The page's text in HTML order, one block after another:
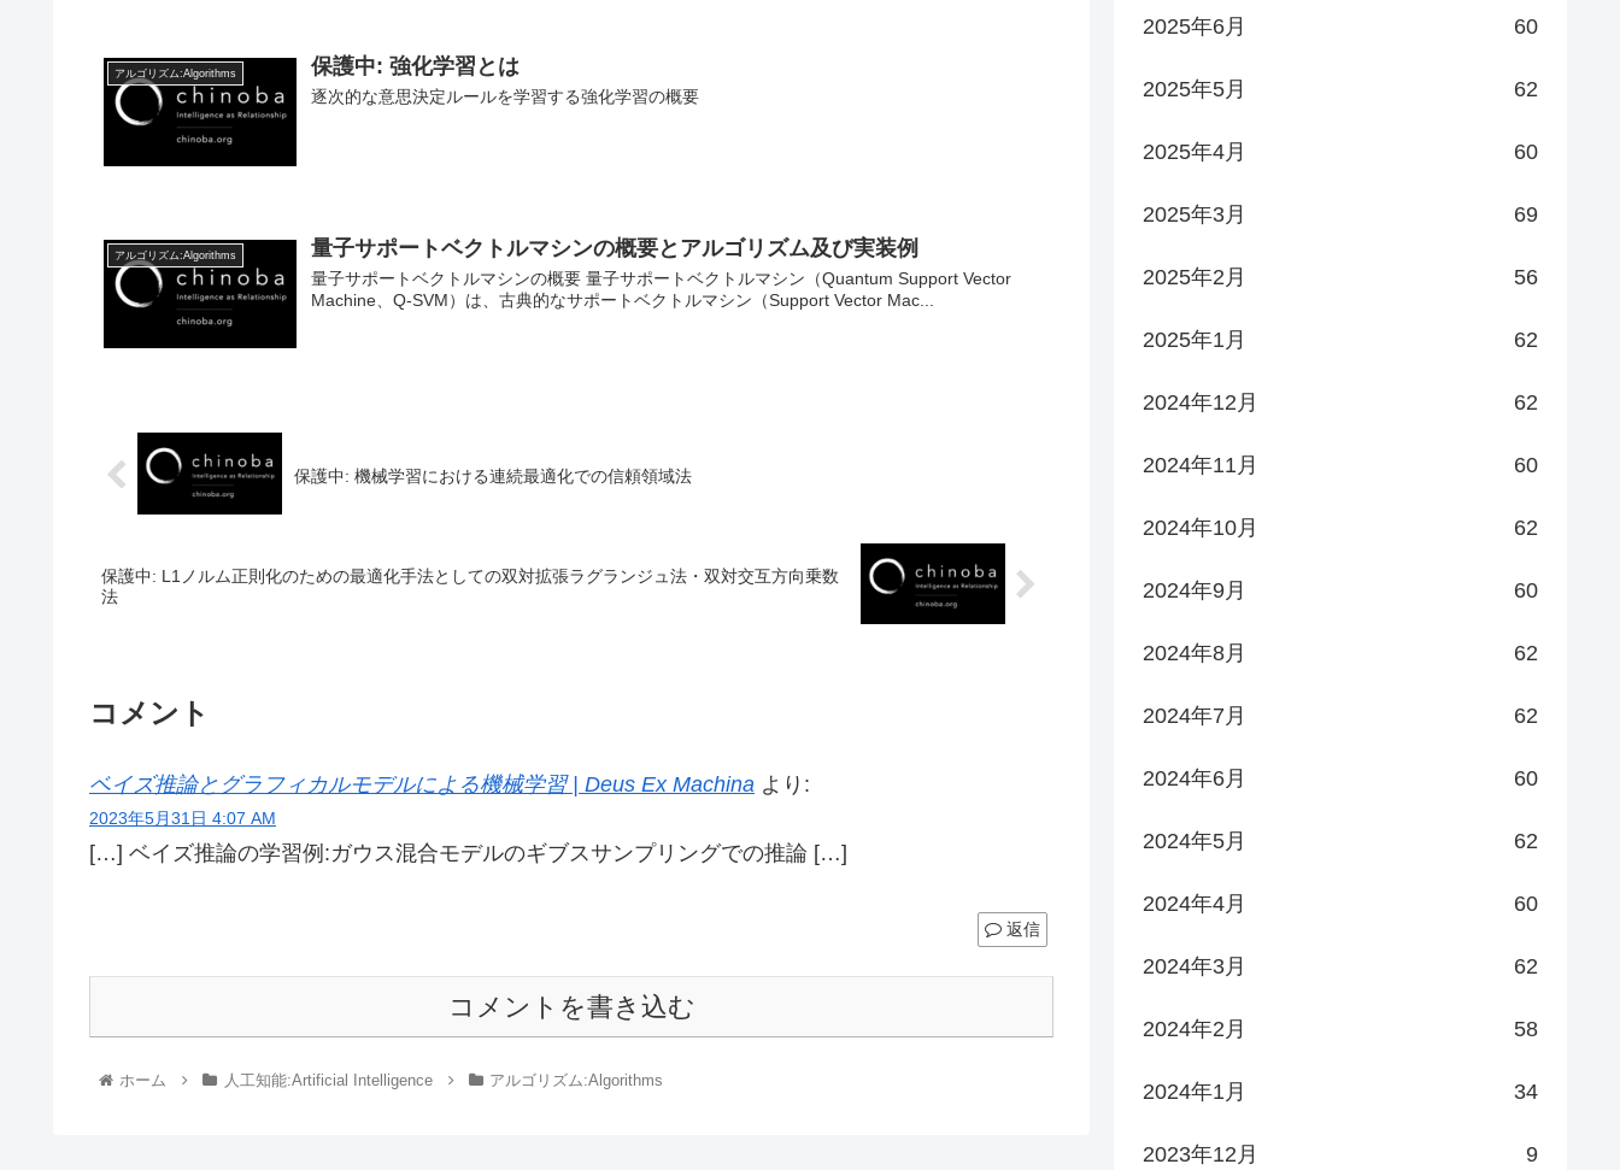
アルゴリズム:Algorithms 保護中: 強化学習とは
逐次的な意思決定ルールを学習する強化学習の概要
アルゴリズム:Algorithms 量子サポートベクトルマシンの概要とアルゴリズム及び実装例
量子サポートベクトルマシンの概要 量子サポートベクトルマシン（Quantum Support Vector
Machine、Q-SVM）は、古典的なサポートベクトルマシン（Support Vector Mac...
保護中: 機械学習における連続最適化での信頼領域法
保護中: L1ノルム正則化のための最適化手法としての双対拡張ラグランジュ法・双対交互方向乗数
法
コメント
ベイズ推論とグラフィカルモデルによる機械学習 | Deus Ex Machina より:
2023年5月31日 4:07 AM
[…] ベイズ推論の学習例:ガウス混合モデルのギブスサンプリングでの推論 […]
返信
コメントを書き込む
ホーム 人工知能:Artificial Intelligence アルゴリズム:Algorithms
2025年6月 60
2025年5月 62
2025年4月 60
2025年3月 69
2025年2月 56
2025年1月 62
2024年12月 62
2024年11月 60
2024年10月 62
2024年9月 60
2024年8月 62
2024年7月 62
2024年6月 60
2024年5月 62
2024年4月 60
2024年3月 62
2024年2月 58
2024年1月 34
2023年12月 9